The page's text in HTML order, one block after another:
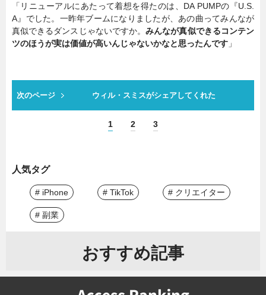
「リニューアルにあたって着想を得たのは、DA PUMPの『U.S.
A』でした。一昨年ブームになりましたが、あの曲ってみんなが
真似できるダンスじゃないですか。みんなが真似できるコンテン
ツのほうが実は価値が高いんじゃないかなと思ったんです 」
次のページ ウィル・スミスがシェアしてくれた
1 2 3
人気タグ
# iPhone # TikTok # クリエイター
# 副業
おすすめ記事